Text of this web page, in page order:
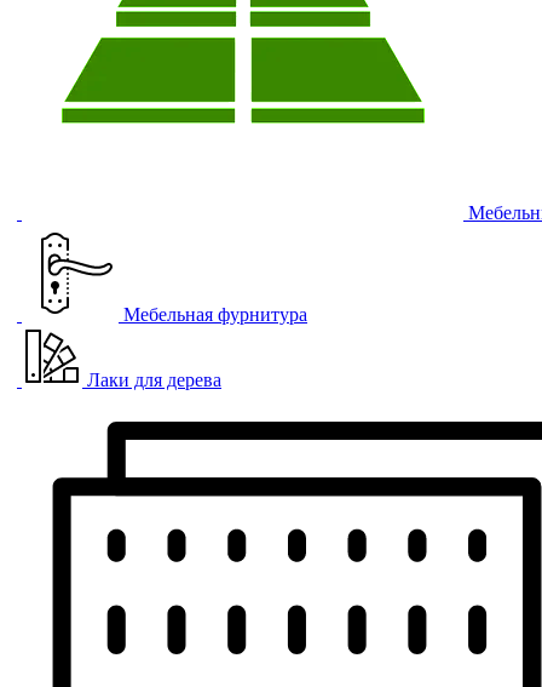
Мебельная фурнитура
Лаки для дерева